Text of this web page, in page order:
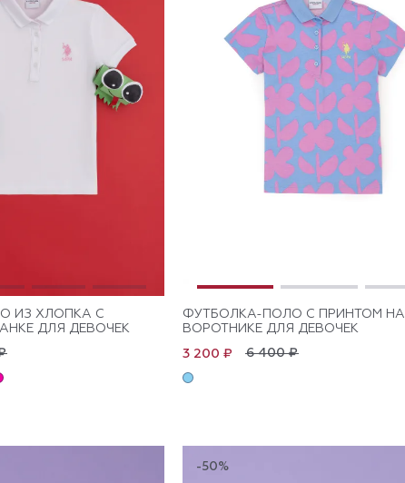
ИЗ ХЛОПКА C
ДЛЯ ДЕВОЧЕК
ФУТБОЛКА-ПОЛО С ПРИНТОМ НА
ВОРОТНИКЕ ДЛЯ ДЕВОЧЕК
6 400 ₽
3 200 ₽
-50%